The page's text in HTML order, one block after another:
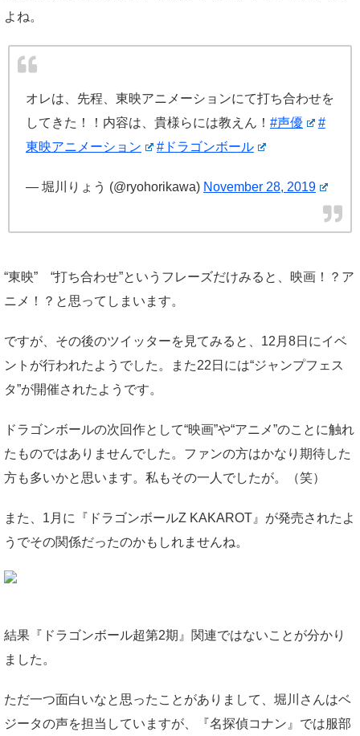
よね。
オレは、先程、東映アニメーションにて打ち合わせを
してきた！！内容は、貴様らには教えん！ #声優
#
東映アニメーション
#ドラゴンボール
— 堀川りょう (@ryohorikawa) November 28, 2019
“東映” “打ち合わせ”というフレーズだけみると、映画！？ア
ニメ！？と思ってしまいます。
ですが、その後のツイッターを見てみると、12月8日にイベ
ントが行われたようでした。また22日には“ジャンプフェス
タ”が開催されたようです。
ドラゴンボールの次回作として“映画”や“アニメ”のことに触れ
たものではありませんでした。ファンの方はかなり期待した
方も多いかと思います。私もその一人でしたが。（笑）
また、1月に『ドラゴンボールZ KAKAROT』が発売されたよ
うでその関係だったのかもしれませんね。
結果『ドラゴンボール超第2期』関連ではないことが分かり
ました。
ただ一つ面白いなと思ったことがありまして、堀川さんはベ
ジータの声を担当していますが、『名探偵コナン』では服部